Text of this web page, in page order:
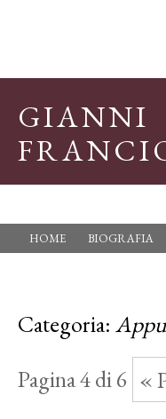
GIANNI
HOME BIOGRAFIA
Categoria:
Pagina 4 di 6 «